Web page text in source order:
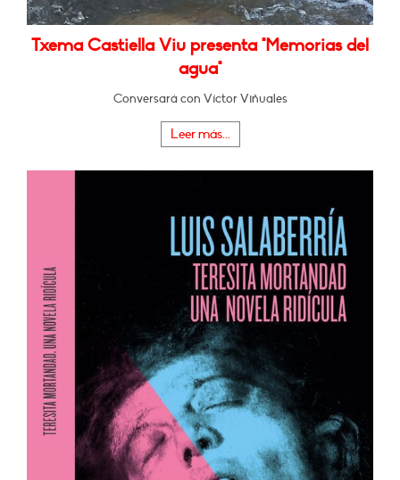
Txema Castiella Viu presenta "Memorias del
agua"
Conversará con Víctor Viñuales
Leer más...